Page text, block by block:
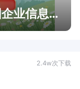
30国海关数据，230国企业信息查询
2.4w次下载